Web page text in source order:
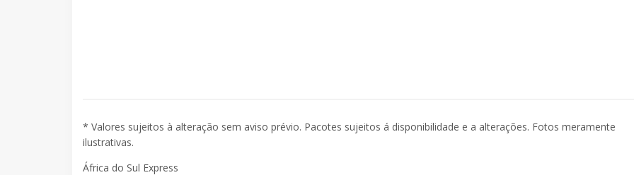
* Valores sujeitos à alteração sem aviso prévio. Pacotes sujeitos á disponibilidade e a alterações. Fotos meramente
ilustrativas.
África do Sul Express